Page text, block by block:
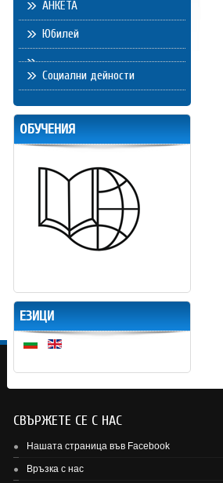
АНКЕТА
Юбилей
Социални дейности
ОБУЧЕНИЯ
ЕЗИЦИ
СВЪРЖЕТЕ СЕ С НАС
Нашата страница във Facebook
Връзка с нас